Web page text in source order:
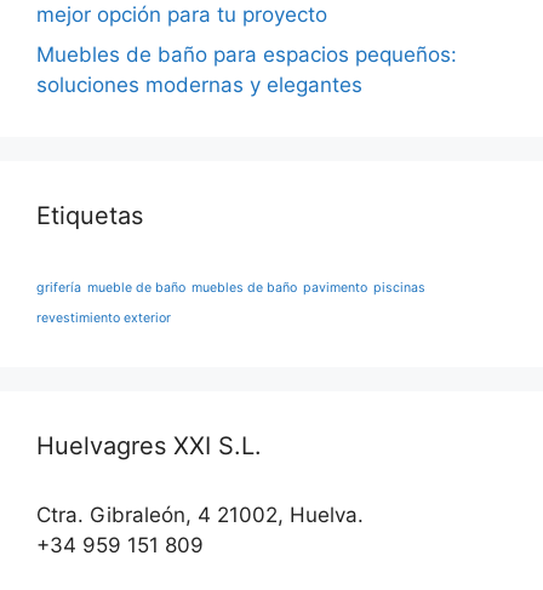
mejor opción para tu proyecto
Muebles de baño para espacios pequeños:
soluciones modernas y elegantes
Etiquetas
grifería mueble de baño muebles de baño pavimento piscinas
revestimiento exterior
Huelvagres XXI S.L.
Ctra. Gibraleón, 4 21002, Huelva.
+34 959 151 809